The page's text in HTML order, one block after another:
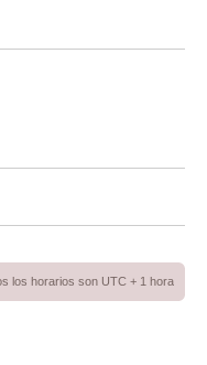
los horarios son UTC + 1 hora